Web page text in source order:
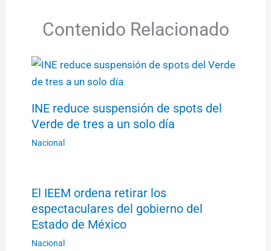
Contenido Relacionado
INE reduce suspensión de spots del
Verde de tres a un solo día
Nacional
El IEEM ordena retirar los
espectaculares del gobierno del
Estado de México
Nacional